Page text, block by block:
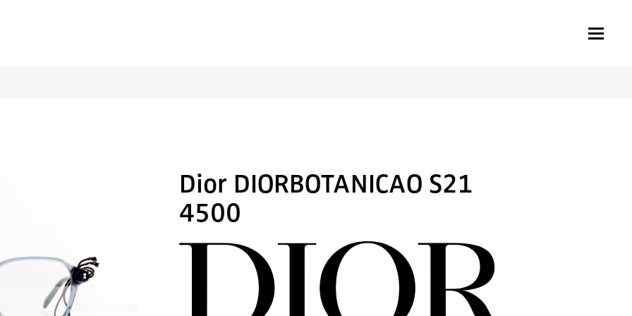
Dior DIORBOTANICAO S21
4500